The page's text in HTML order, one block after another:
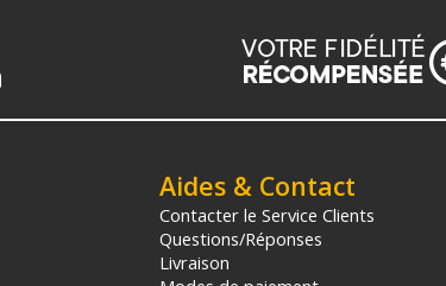
Aides & Contact
Contacter le Service Clients
Questions/Réponses
Livraison